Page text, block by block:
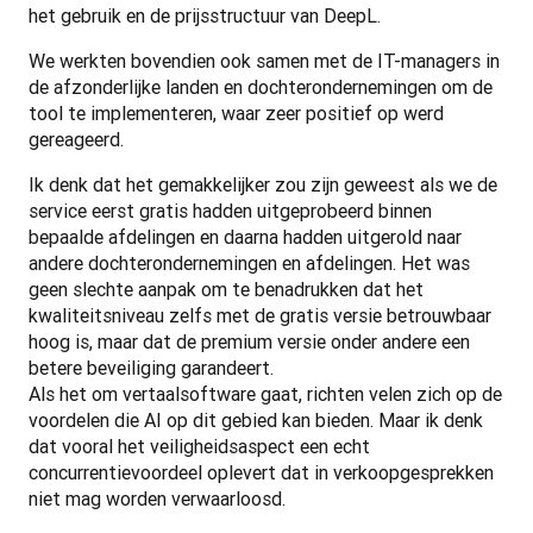
het gebruik en de prijsstructuur van DeepL.
We werkten bovendien ook samen met de IT-managers in
de afzonderlijke landen en dochterondernemingen om de
tool te implementeren, waar zeer positief op werd
gereageerd.
Ik denk dat het gemakkelijker zou zijn geweest als we de
service eerst gratis hadden uitgeprobeerd binnen
bepaalde afdelingen en daarna hadden uitgerold naar
andere dochterondernemingen en afdelingen. Het was
geen slechte aanpak om te benadrukken dat het
kwaliteitsniveau zelfs met de gratis versie betrouwbaar
hoog is, maar dat de premium versie onder andere een
betere beveiliging garandeert.
Als het om vertaalsoftware gaat, richten velen zich op de
voordelen die AI op dit gebied kan bieden. Maar ik denk
dat vooral het veiligheidsaspect een echt
concurrentievoordeel oplevert dat in verkoopgesprekken
niet mag worden verwaarloosd.